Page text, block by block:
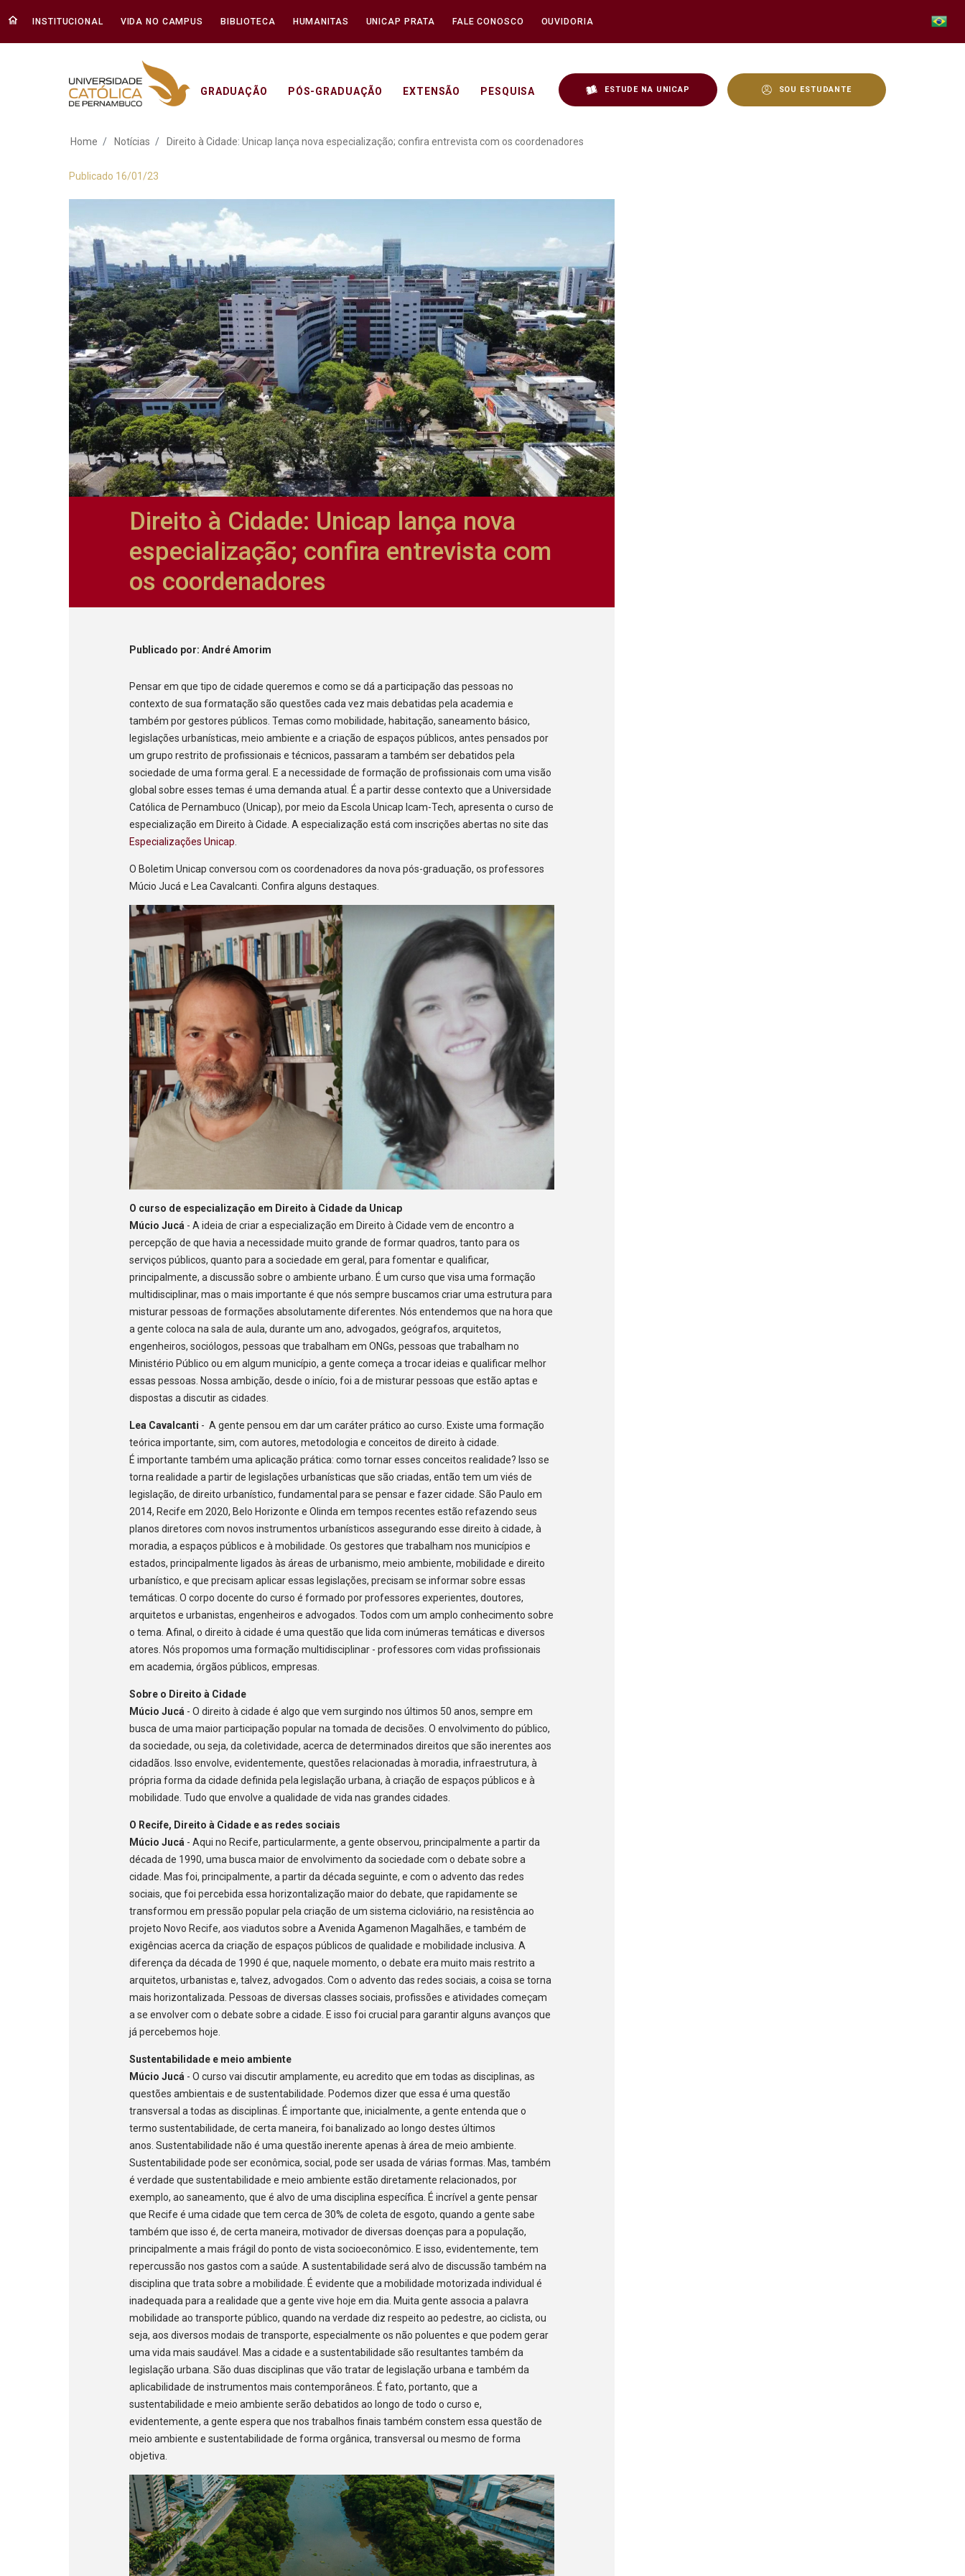
INSTITUCIONAL VIDA NO CAMPUS BIBLIOTECA HUMANITAS UNICAP PRATA FALE CONOSCO OUVIDORIA
GRADUAÇÃO PÓS-GRADUAÇÃO EXTENSÃO PESQUISA ESTUDE NA UNICAP SOU ESTUDANTE
Direito à Cidade: Unicap lança nova especialização; confira
Home Notícias Direito à Cidade: Unicap lança nova especialização; confira entrevista com os coordenadores
Publicado 16/01/23
Direito à Cidade: Unicap lança nova
especialização; confira entrevista com
os coordenadores
Publicado por: André Amorim
Pensar em que tipo de cidade queremos e como se dá a participação das pessoas no
contexto de sua formatação são questões cada vez mais debatidas pela academia e
também por gestores públicos. Temas como mobilidade, habitação, saneamento básico,
legislações urbanísticas, meio ambiente e a criação de espaços públicos, antes pensados por
um grupo restrito de profissionais e técnicos, passaram a também ser debatidos pela
sociedade de uma forma geral. E a necessidade de formação de profissionais com uma visão
global sobre esses temas é uma demanda atual. É a partir desse contexto que a Universidade
Católica de Pernambuco (Unicap), por meio da Escola Unicap Icam-Tech, apresenta o curso de
especialização em Direito à Cidade. A especialização está com inscrições abertas no site das
Especializações Unicap
O Boletim Unicap conversou com os coordenadores da nova pós-graduação, os professores
Múcio Jucá e Lea Cavalcanti. Confira alguns destaques.
O curso de especialização em Direito à Cidade da Unicap
Múcio Jucá - A ideia de criar a especialização em Direito à Cidade vem de encontro a
percepção de que havia a necessidade muito grande de formar quadros, tanto para os
serviços públicos, quanto para a sociedade em geral, para fomentar e qualificar,
principalmente, a discussão sobre o ambiente urbano. É um curso que visa uma formação
multidisciplinar, mas o mais importante é que nós sempre buscamos criar uma estrutura para
misturar pessoas de formações absolutamente diferentes. Nós entendemos que na hora que
a gente coloca na sala de aula, durante um ano, advogados, geógrafos, arquitetos,
engenheiros, sociólogos, pessoas que trabalham em ONGs, pessoas que trabalham no
Ministério Público ou em algum município, a gente começa a trocar ideias e qualificar melhor
essas pessoas. Nossa ambição, desde o início, foi a de misturar pessoas que estão aptas e
dispostas a discutir as cidades.
Lea Cavalcanti - A gente pensou em dar um caráter prático ao curso. Existe uma formação
teórica importante, sim, com autores, metodologia e conceitos de direito à cidade.
É importante também uma aplicação prática: como tornar esses conceitos realidade? Isso se
torna realidade a partir de legislações urbanísticas que são criadas, então tem um viés de
legislação, de direito urbanístico, fundamental para se pensar e fazer cidade. São Paulo em
2014, Recife em 2020, Belo Horizonte e Olinda em tempos recentes estão refazendo seus
planos diretores com novos instrumentos urbanísticos assegurando esse direito à cidade, à
moradia, a espaços públicos e à mobilidade. Os gestores que trabalham nos municípios e
estados, principalmente ligados às áreas de urbanismo, meio ambiente, mobilidade e direito
urbanístico, e que precisam aplicar essas legislações, precisam se informar sobre essas
temáticas. O corpo docente do curso é formado por professores experientes, doutores,
arquitetos e urbanistas, engenheiros e advogados. Todos com um amplo conhecimento sobre
o tema. Afinal, o direito à cidade é uma questão que lida com inúmeras temáticas e diversos
atores. Nós propomos uma formação multidisciplinar - professores com vidas profissionais
em academia, órgãos públicos, empresas.
Sobre o Direito à Cidade
Múcio Jucá - O direito à cidade é algo que vem surgindo nos últimos 50 anos, sempre em
busca de uma maior participação popular na tomada de decisões. O envolvimento do público,
da sociedade, ou seja, da coletividade, acerca de determinados direitos que são inerentes aos
cidadãos. Isso envolve, evidentemente, questões relacionadas à moradia, infraestrutura, à
própria forma da cidade definida pela legislação urbana, à criação de espaços públicos e à
mobilidade. Tudo que envolve a qualidade de vida nas grandes cidades.
O Recife, Direito à Cidade e as redes sociais
Múcio Jucá - Aqui no Recife, particularmente, a gente observou, principalmente a partir da
década de 1990, uma busca maior de envolvimento da sociedade com o debate sobre a
cidade. Mas foi, principalmente, a partir da década seguinte, e com o advento das redes
sociais, que foi percebida essa horizontalização maior do debate, que rapidamente se
transformou em pressão popular pela criação de um sistema cicloviário, na resistência ao
projeto Novo Recife, aos viadutos sobre a Avenida Agamenon Magalhães, e também de
exigências acerca da criação de espaços públicos de qualidade e mobilidade inclusiva. A
diferença da década de 1990 é que, naquele momento, o debate era muito mais restrito a
arquitetos, urbanistas e, talvez, advogados. Com o advento das redes sociais, a coisa se torna
mais horizontalizada. Pessoas de diversas classes sociais, profissões e atividades começam
a se envolver com o debate sobre a cidade. E isso foi crucial para garantir alguns avanços que
já percebemos hoje.
Sustentabilidade e meio ambiente
Múcio Jucá - O curso vai discutir amplamente, eu acredito que em todas as disciplinas, as
questões ambientais e de sustentabilidade. Podemos dizer que essa é uma questão
transversal a todas as disciplinas. É importante que, inicialmente, a gente entenda que o
termo sustentabilidade, de certa maneira, foi banalizado ao longo destes últimos
anos. Sustentabilidade não é uma questão inerente apenas à área de meio ambiente.
Sustentabilidade pode ser econômica, social, pode ser usada de várias formas. Mas, também
é verdade que sustentabilidade e meio ambiente estão diretamente relacionados, por
exemplo, ao saneamento, que é alvo de uma disciplina específica. É incrível a gente pensar
que Recife é uma cidade que tem cerca de 30% de coleta de esgoto, quando a gente sabe
também que isso é, de certa maneira, motivador de diversas doenças para a população,
principalmente a mais frágil do ponto de vista socioeconômico. E isso, evidentemente, tem
repercussão nos gastos com a saúde. A sustentabilidade será alvo de discussão também na
disciplina que trata sobre a mobilidade. É evidente que a mobilidade motorizada individual é
inadequada para a realidade que a gente vive hoje em dia. Muita gente associa a palavra
mobilidade ao transporte público, quando na verdade diz respeito ao pedestre, ao ciclista, ou
seja, aos diversos modais de transporte, especialmente os não poluentes e que podem gerar
uma vida mais saudável. Mas a cidade e a sustentabilidade são resultantes também da
legislação urbana. São duas disciplinas que vão tratar de legislação urbana e também da
aplicabilidade de instrumentos mais contemporâneos. É fato, portanto, que a
sustentabilidade e meio ambiente serão debatidos ao longo de todo o curso e,
evidentemente, a gente espera que nos trabalhos finais também constem essa questão de
meio ambiente e sustentabilidade de forma orgânica, transversal ou mesmo de forma
objetiva.